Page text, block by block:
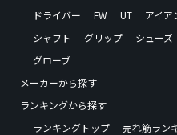
ドライバー
FW UT アイア
シャフト
グリップ シューズ
グローブ
メーカーから探す
ランキングから探す
ランキングトップ
売れ筋ラン